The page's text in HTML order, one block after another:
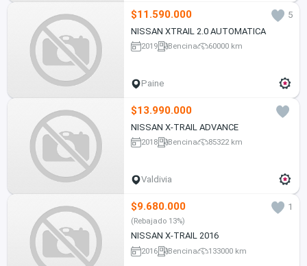
$11.590.000
5
NISSAN XTRAIL 2.0 AUTOMATICA
2019 Bencina 60000 km
Paine
$13.990.000
NISSAN X-TRAIL ADVANCE
2018 Bencina 85322 km
Valdivia
$9.680.000 1
(Rebajado 13%)
NISSAN X-TRAIL 2016
2016 Bencina 133000 km